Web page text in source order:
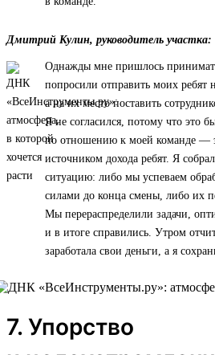
Дмитрий Кулин, руководитель участка:
Однажды мне пришлось
попросили отправить моих ребят
а на их место поставить
Я не согласился, потому что это
по отношению к моей команде —
источником дохода ребят. Я
ситуацию: либо мы успеваем
силами до конца смены, либо их
Мы перераспределили задачи,
и в итоге справились. Утром
заработала свои деньги, а я
7. Упорство